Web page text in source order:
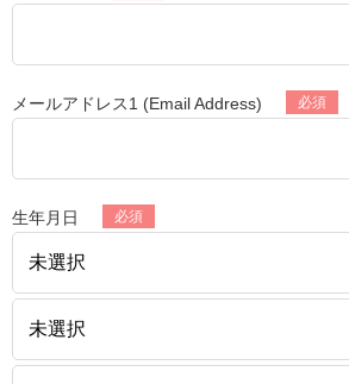
メールアドレス1 (Email Address)
生年月日